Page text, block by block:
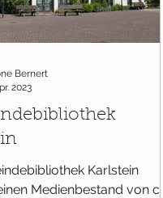
Karlstein
Medienbestand von ca.
Bernert
2023